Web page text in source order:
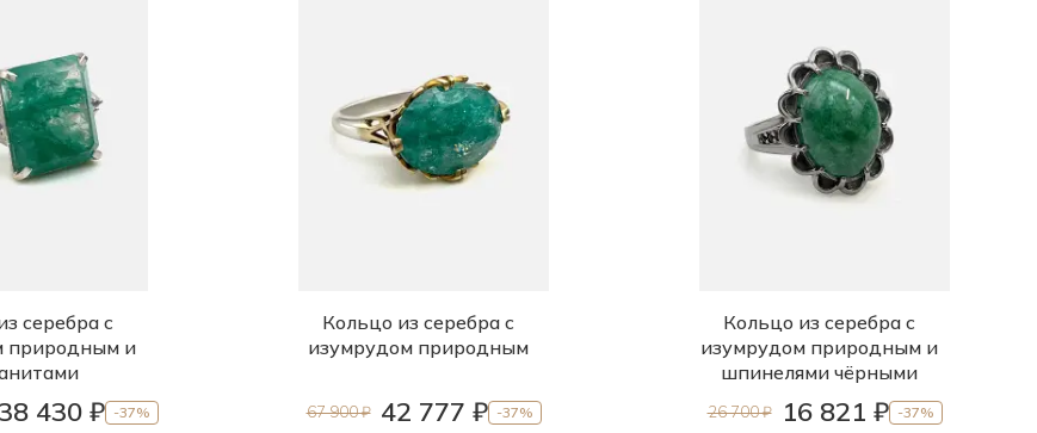
серебра с
природным и
430 ₽ -37%
Кольцо из серебра с
изумрудом природным
67 900 ₽ 42 777 ₽ -37%
Кольцо из серебра с
изумрудом природным и
шпинелями чёрными
26 700 ₽ 16 821 ₽ -37%